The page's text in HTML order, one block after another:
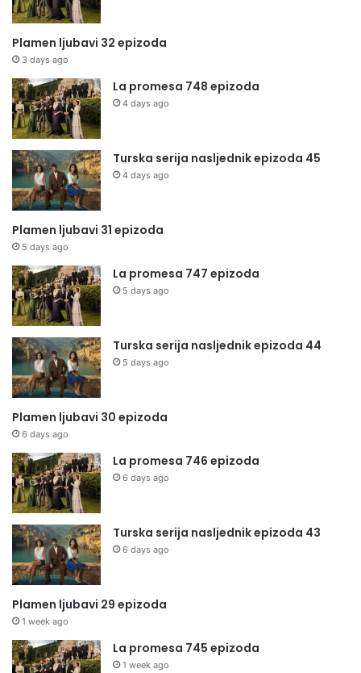
Plamen ljubavi 32 epizoda
3 days ago
La promesa 748 epizoda
4 days ago
Turska serija nasljednik epizoda 45
4 days ago
Plamen ljubavi 31 epizoda
5 days ago
La promesa 747 epizoda
5 days ago
Turska serija nasljednik epizoda 44
5 days ago
Plamen ljubavi 30 epizoda
6 days ago
La promesa 746 epizoda
6 days ago
Turska serija nasljednik epizoda 43
6 days ago
Plamen ljubavi 29 epizoda
1 week ago
La promesa 745 epizoda
1 week ago